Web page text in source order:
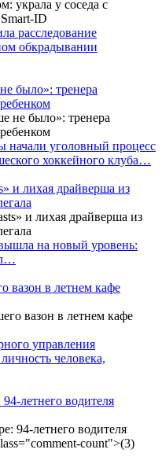
расследование
обкрадывании
было»: тренера
начали уголовный процесс
хоккейного клуба…
и лихая драйверша из
на новый уровень:
вазон в летнем кафе
управления
человека,
летнего водителя